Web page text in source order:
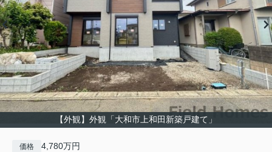
【外観】外観「大和市上和田新築戸建て」
価格 4,780万円